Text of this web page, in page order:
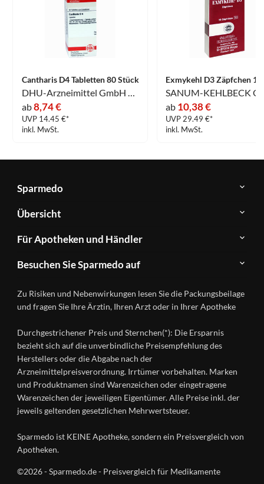
Cantharis D4 Tabletten 80 Stück
ab8,74 €
UVP 14.45 €*
inkl. MwSt.
ab 10,38 €
UVP 29.49 €*
inkl. MwSt.
Sparmedo
Über
Sparmedo
FAQ
Kontakt
Datenschutz
Nutzungsbedingungen
Übersicht
Herstellerverzeichnis
Produkte
A-
Ratgeber
Wirkstoffe
Gesundheitsmagazin
Für Apotheken und Händler
&
Händlerlogin
Besuchen Sie Sparmedo auf
Instagram
Zu Risiken und Nebenwirkungen lesen Sie die Packungsbeilage
und fragen Sie Ihre Ärztin, Ihren Arzt oder in Ihrer Apotheke
Durchgestrichener Preis und Sternchen(*): Die Ersparnis
bezieht sich auf die unverbindliche Preisempfehlung des
Herstellers oder die Abgabe nach der
Arzneimittelpreisverordnung. Irrtümer vorbehalten. Marken
und Produktnamen sind Warenzeichen oder eingetragene
Warenzeichen der jeweiligen Eigentümer. Alle Preise inkl. der
jeweils geltenden gesetzlichen Mehrwertsteuer.
Sparmedo ist KEINE Apotheke, sondern ein Preisvergleich von
Apotheken.
©2026 - Sparmedo.de - Preisvergleich für Medikamente